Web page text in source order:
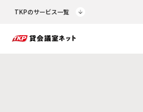
TKPのサービス一覧